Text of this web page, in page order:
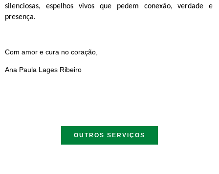
silenciosas, espelhos vivos que pedem conexão, verdade e
presença.
Com amor e cura no coração,
Ana Paula Lages Ribeiro
OUTROS SERVIÇOS